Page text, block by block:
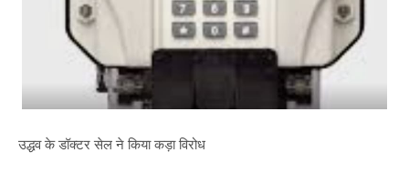
उद्धव के डॉक्टर सेल ने किया कड़ा विरोध